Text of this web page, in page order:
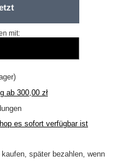
mit:
ab 300,00 zł
es sofort verfügbar ist
später bezahlen, wenn